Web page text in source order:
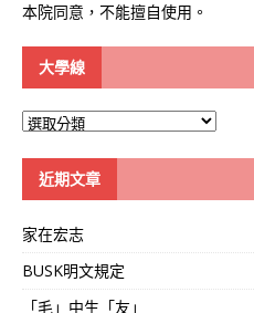
本院同意，不能擅自使用。
大學線
大
近期文章
家在宏志
BUSK明文規定
「毛」中生「友」